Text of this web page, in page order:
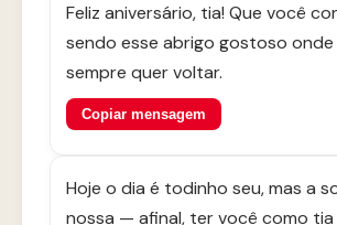
Feliz aniversário, tia! Que você
sendo esse abrigo gostoso
sempre quer voltar.
Copiar mensagem
Hoje o dia é todinho seu, mas a
nossa — afinal, ter você como tia